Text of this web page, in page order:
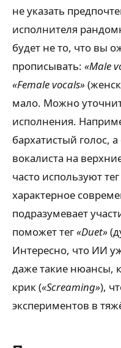
не указать
исполнителя
будет не то, что вы
прописывать: «Male
«Female vocals»
мало. Можно
исполнения.
бархатистый голос, а
вокалиста на
часто используют тег
характерное
подразумевает
поможет тег«Duet»
Интересно, что ИИ
даже такие нюансы,
крик («Screaming»),
экспериментов в